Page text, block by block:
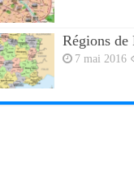
Régions de
7 mai 2016